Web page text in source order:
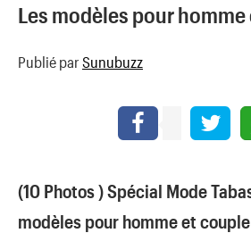
Les modèles pour
Publié par Sunubuzz
(10 Photos ) Spécial Mode
modèles pour homme et